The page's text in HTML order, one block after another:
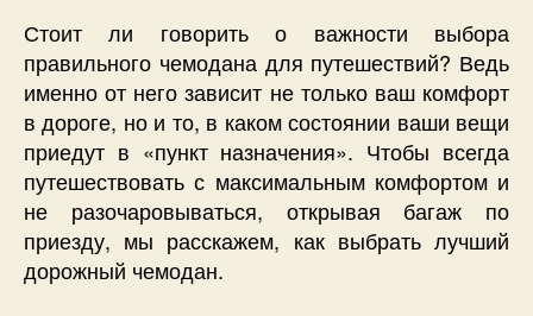
Стоит ли говорить о важности выбора
правильного чемодана для путешествий? Ведь
именно от него зависит не только ваш комфорт
в дороге, но и то, в каком состоянии ваши вещи
приедут в «пункт назначения». Чтобы всегда
путешествовать с максимальным комфортом и
не разочаровываться, открывая багаж по
приезду, мы расскажем, как выбрать лучший
дорожный чемодан.